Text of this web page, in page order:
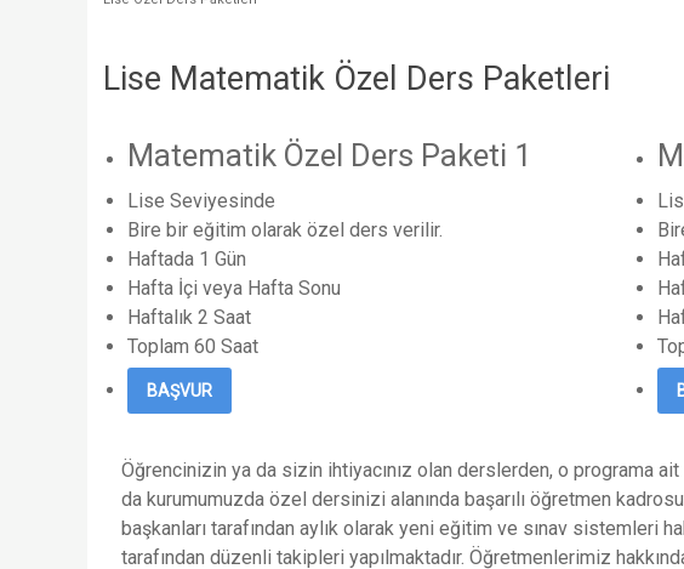
Lise Matematik Özel Ders Paketleri
Matematik Özel Ders Paketi 1
Lise Seviyesinde
Bire bir eğitim olarak özel ders verilir.
Haftada 1 Gün
Hafta İçi veya Hafta Sonu
Haftalık 2 Saat
Toplam 60 Saat
BAŞVUR
Öğrencinizin ya da sizin ihtiyacınız olan derslerden, o programa
da kurumumuzda özel dersinizi alanında başarılı öğretmen
başkanları tarafından aylık olarak yeni eğitim ve sınav sistemleri
tarafından düzenli takipleri yapılmaktadır. Öğretmenlerimiz